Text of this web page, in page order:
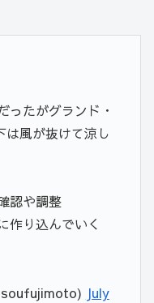
ったがグランド・
は風が抜けて涼し
認や調整
作り込んでいく
July